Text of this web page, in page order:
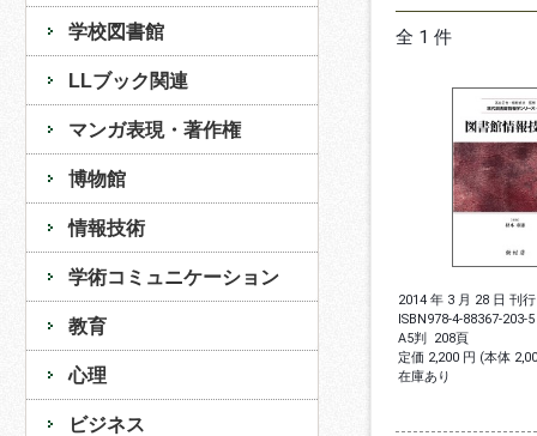
学校図書館
LLブック関連
マンガ表現・著作権
博物館
情報技術
学術コミュニケーション
教育
心理
ビジネス
全 1 件
2014 年 3 月 28 日 刊行
ISBN978-4-88367-203-5
A5判 208頁
定価 2,200 円 (本体
在庫あり